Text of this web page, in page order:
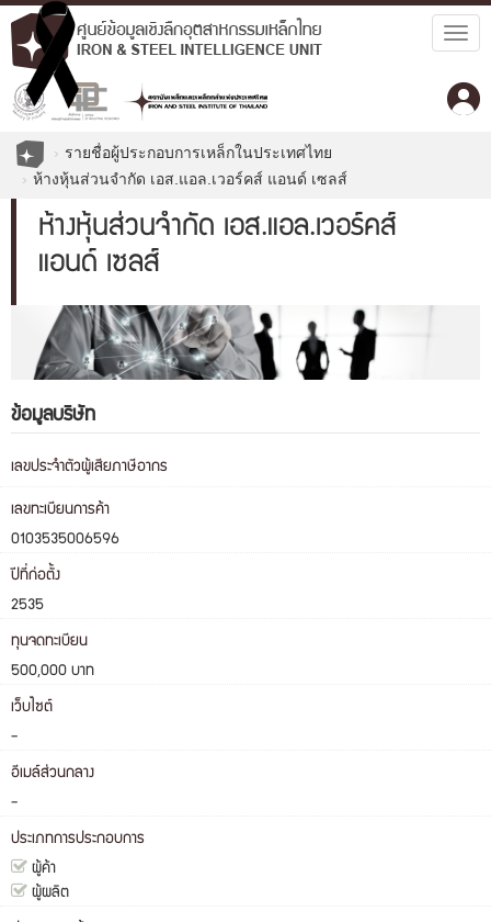
รายชื่อผู้ประกอบการเหล็กในประเทศไทย
ห้างหุ้นส่วนจำกัด เอส.แอล.เวอร์คส์ แอนด์ เซลส์
ห้างหุ้นส่วนจำกัด เอส.แอล.เวอร์คส์
แอนด์ เซลส์
ข้อมูลบริษัท
เลขประจำตัวผู้เสียภาษีอากร
เลขทะเบียนการค้า
0103535006596
ปีที่ก่อตั้ง
2535
ทุนจดทะเบียน
500,000 บาท
เว็บไซต์
-
อีเมล์ส่วนกลาง
-
ประเภทการประกอบการ
ผู้ค้า
ผู้ผลิต